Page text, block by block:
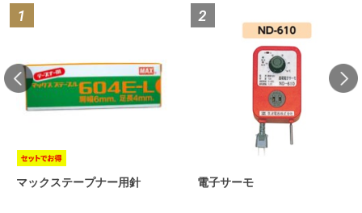
マックステープナー用針 電子サーモ